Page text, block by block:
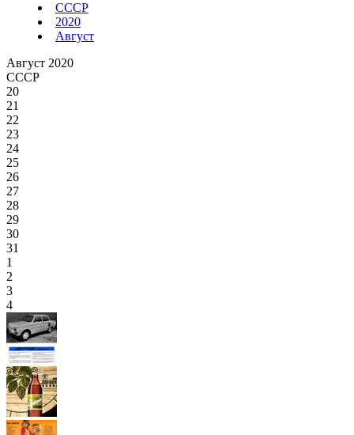
СССР
2020
Август
Август 2020
СССР
20
21
22
23
24
25
26
27
28
29
30
31
1
2
3
4